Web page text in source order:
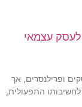
עצמאי
אך
התפעולית,